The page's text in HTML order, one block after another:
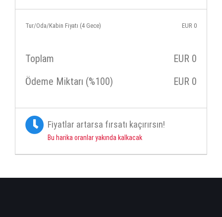
Tur/Oda/Kabin Fiyatı (4 Gece) EUR 0
Toplam EUR 0
Ödeme Miktarı (%100)
EUR 0
Fiyatlar artarsa fırsatı kaçırırsın!
Bu harika oranlar yakında kalkacak